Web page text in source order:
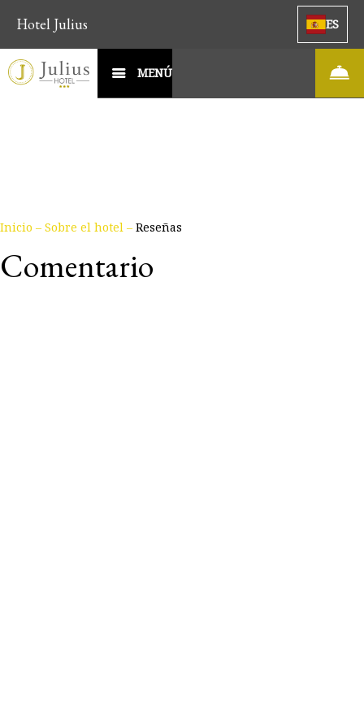
Hotel Julius ES
MENÚ
Inicio – Sobre el hotel – Reseñas
Comentario